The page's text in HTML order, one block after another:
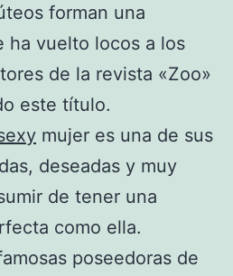
forman una
ha vuelto locos a los
de la revista «Zoo»
este título.
mujer es una de sus
deseadas y muy
de tener una
como ella.
poseedoras de